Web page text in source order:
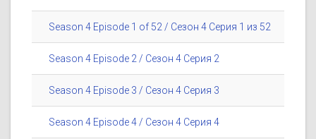
Season 4 Episode 1 of 52 / Сезон 4 Серия 1 из 52
Season 4 Episode 2 / Сезон 4 Серия 2
Season 4 Episode 3 / Сезон 4 Серия 3
Season 4 Episode 4 / Сезон 4 Серия 4